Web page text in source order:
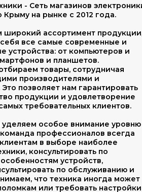
- Сеть магазинов
Крыму на рынке с 2012 года.
широкий ассортимент
все самые современные и
устройства: от компьютеров и
и планшетов.
товары, сотрудничая
производителями и
позволяет нам гарантировать
продукции и удовлетворение
требовательных клиентов.
особое внимание уровню
профессионалов всегда
в выборе наиболее
консультировать по
устройств,
по обслуживанию и
что техника иногда может
или требовать настройки